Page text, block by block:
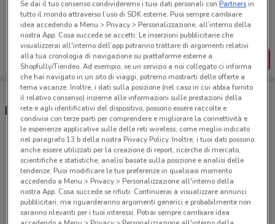
Porta DoveConviene sempre con te!
Puoi trovare le migliori offerte dei negozi vicino a te,
salvarle e creare la tua lista del risparmio, comodamente
dal tuo cellulare.
SCARICA L’APP
Negozi Medi-Market a Pomezia
Via Laurentina, 865 Roma
15.3 km
CHIUSO
Via Tuscolana, 803 Roma
21.7 km
Se dai il tuo consenso condivideremo i tuoi dati personali conPartnersin
tutto il mondo attraverso l’uso di SDK esterne. Puoi sempre cambiare
idea accedendo a Menu > Privacy > Personalizzazione, all’interno della
nostra App. Cosa succede se accetti: Le inserzioni pubblicitarie che
visualizzerai all'interno dell’app potranno trattare di argomenti relativi
alla tua cronologia di navigazione su piattaforme esterne a
Shopfully/Tiendeo. Ad esempio, se un servizio a noi collegato ci informa
che hai navigato in un sito di viaggi, potremo mostrarti delle offerte a
tema vacanze. Inoltre, i dati sulla posizione (nel caso in cui abbia fornito
il relativo consenso) insieme alle informazioni sulle prestazioni della
rete e agli identificativi del dispositivo, possono essere raccolte e
condivisi con terze parti per comprendere e migliorare la connettività e
le esperienze applicative sulle delle reti wireless, come meglio indicato
nel paragrafo 13.b della nostra Privacy Policy. Inoltre, i tuoi dati possono
anche essere utilizzati per la creazione di report, ricerche di mercato,
scientifiche e statistiche, analisi basate sulla posizione e analisi delle
tendenze. Puoi modificare le tue preferenze in qualsiasi momento
accedendo a Menu > Privacy > Personalizzazione all'interno della
nostra App. Cosa succede se rifiuti: Continuerai a visualizzare annunci
pubblicitari, ma riguarderanno argomenti generici e probabilmente non
saranno rilevanti per i tuoi interessi. Potrai sempre cambiare idea